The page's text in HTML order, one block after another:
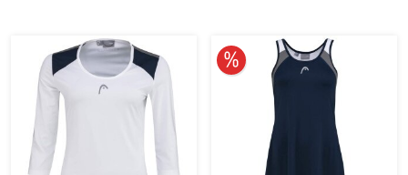
10% reduziert